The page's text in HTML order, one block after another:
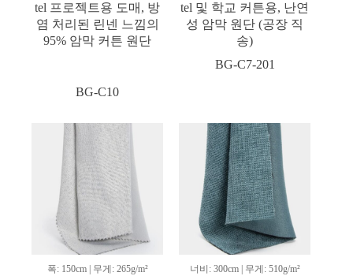
tel 프로젝트용 도매, 방
염 처리된 린넨 느낌의
95% 암막 커튼 원단
BG-C10
tel 및 학교 커튼용, 난연
성 암막 원단 (공장 직
송)
BG-C7-201
폭: 150cm | 무게: 265g/m² 너비: 300cm | 무게: 510g/m²